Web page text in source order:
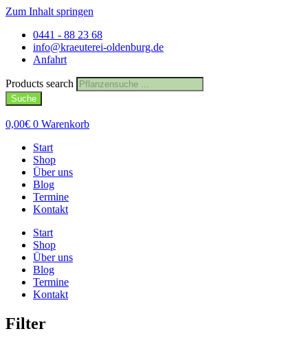
Zum Inhalt springen
0441 - 88 23 68
info@kraeuterei-oldenburg.de
Anfahrt
Products search
Suche
0,00€ 0 Warenkorb
Start
Shop
Über uns
Blog
Termine
Kontakt
Start
Shop
Über uns
Blog
Termine
Kontakt
Filter